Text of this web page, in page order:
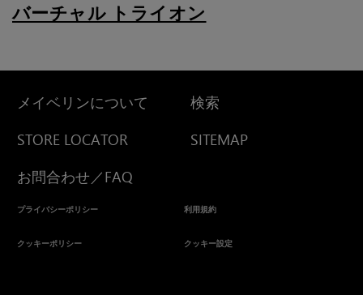
バーチャル トライオン
メイベリンについて
STORE LOCATOR
お問合わせ／FAQ
検索
SITEMAP
プライバシーポリシー 利用規約
クッキーポリシー クッキー設定